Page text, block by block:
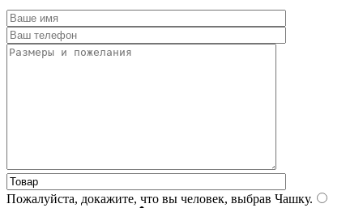
Пожалуйста, докажите, что вы человек, выбрав Чашку.